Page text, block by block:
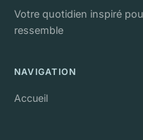
Votre quotidien inspiré
ressemble
NAVIGATION
Accueil